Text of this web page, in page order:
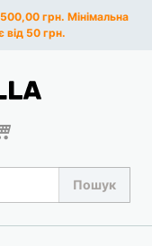
грн. Мінімальна
від 50 грн.
Пошук